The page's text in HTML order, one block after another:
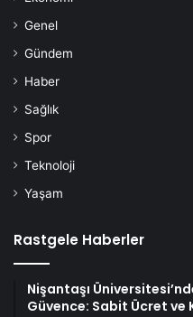
Genel
Gündem
Haber
Sağlık
Spor
Teknoloji
Yaşam
Rastgele Haberler
Nişantaşı
Güvence: Sabit Ücret ve